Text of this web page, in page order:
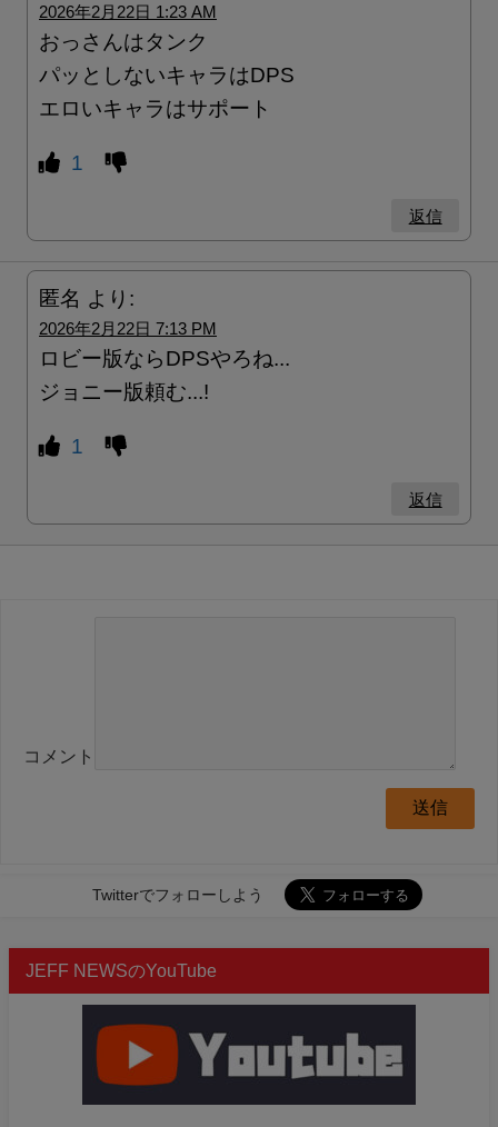
2026年2月22日 1:23 AM
おっさんはタンク
パッとしないキャラはDPS
エロいキャラはサポート
1
返信
匿名 より:
2026年2月22日 7:13 PM
ロビー版ならDPSやろね...
ジョニー版頼む...!
1
返信
コメント
Twitterでフォローしよう
JEFF NEWSのYouTube